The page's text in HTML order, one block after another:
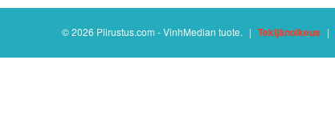
© 2026 Piirustus.com - VinhMedian tuote. | Tekijänoikeus |